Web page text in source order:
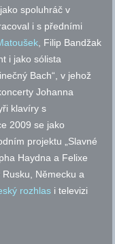
spoluhráč v
i s předními
, Filip Bandžak
i jako sólista
Bach“, v jehož
Johanna
klavíry s
2009 se jako
projektu „Slavné
Haydna a Felixe
Německu a
rozhlas i televizi